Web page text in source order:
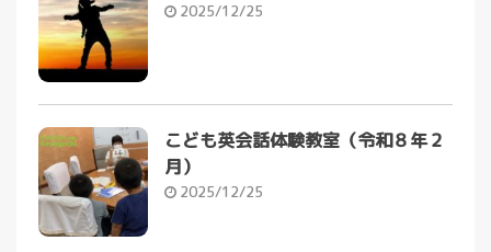
2025/12/25
こども英会話体験教室（令和８年２
月）
2025/12/25